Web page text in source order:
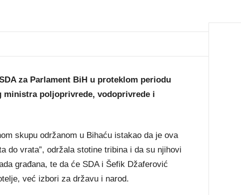
za Parlament BiH u proteklom periodu
ministra poljoprivrede, vodoprivrede i
skupu održanom u Bihaću istakao da je ova
do vrata”, održala stotine tribina i da su njihovi
građana, te da će SDA i Šefik Džaferović
već izbori za državu i narod.